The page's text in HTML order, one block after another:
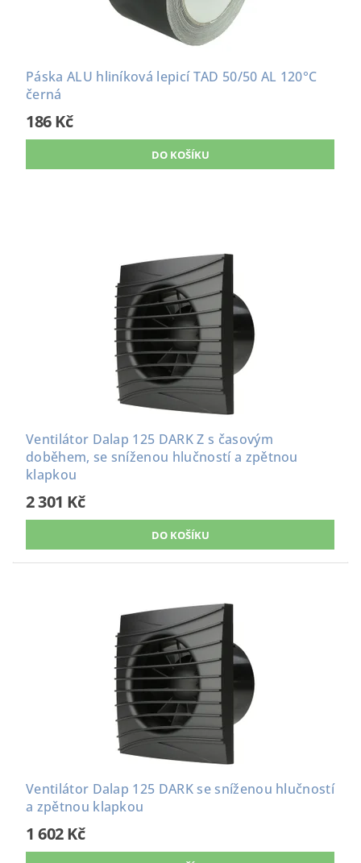
Páska ALU hliníková lepicí TAD 50/50 AL 120°C
černá
186 Kč
Ventilátor Dalap 125 DARK Z s časovým
doběhem, se sníženou hlučností a zpětnou
klapkou
2 301 Kč
Ventilátor Dalap 125 DARK se sníženou hlučností
a zpětnou klapkou
1 602 Kč